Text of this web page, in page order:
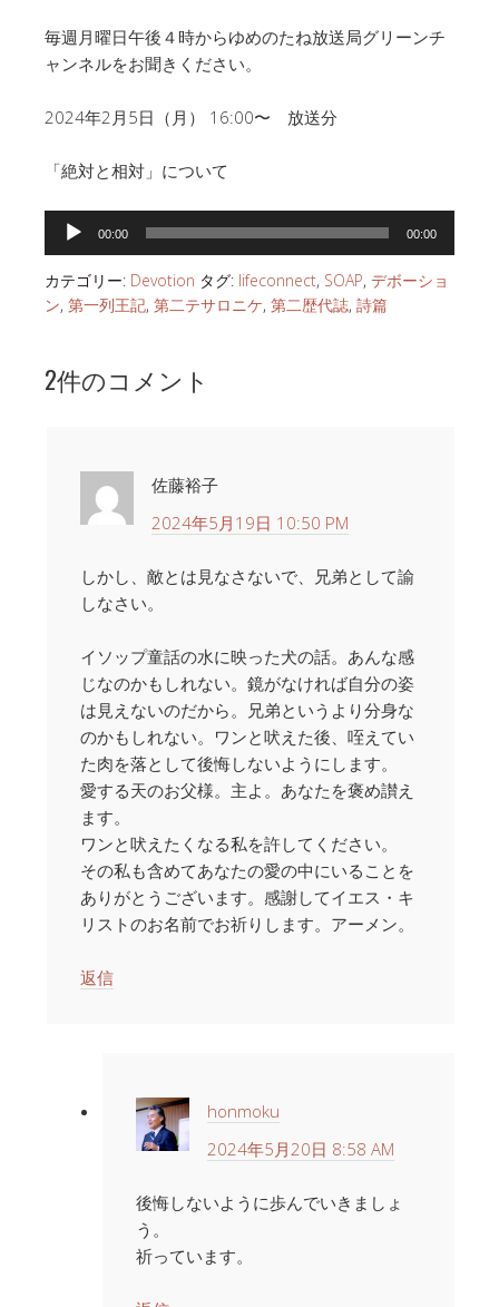
毎週月曜日午後４時からゆめのたね放送局グリーンチ
ャンネルをお聞きください。
2024年2月5日（月） 16:00〜 放送分
「絶対と相対」について
プ
レ
ー
00:00 00:00
カテゴリー: Devotion タグ: lifeconnect, SOAP, デボーショ
ン, 第一列王記, 第二テサロニケ, 第二歴代誌, 詩篇
2件のコメント
佐藤裕子
2024年5月19日 10:50 PM
しかし、敵とは見なさないで、兄弟として諭
しなさい。
イソップ童話の水に映った犬の話。あんな感
じなのかもしれない。鏡がなければ自分の姿
は見えないのだから。兄弟というより分身な
のかもしれない。ワンと吠えた後、咥えてい
た肉を落として後悔しないようにします。
愛する天のお父様。主よ。あなたを褒め讃え
ます。
ワンと吠えたくなる私を許してください。
その私も含めてあなたの愛の中にいることを
ありがとうございます。感謝してイエス・キ
リストのお名前でお祈りします。アーメン。
返信
honmoku
2024年5月20日 8:58 AM
後悔しないように歩んでいきましょ
う。
祈っています。